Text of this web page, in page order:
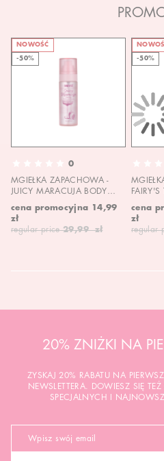
NOWOŚĆ
-50%
0
MGIEŁKA ZAPACHOWA -
JUICY MARACUJA BODY
cena promocyjna 14,99
zł
regular price 29,99 zł
-50%
cena
zł
regular
20% ZNIŻKI NA
ZYSKAJ 20% RABATU NA
NEWSLETTERA. DOWIESZ SIĘ
SPECJALNYCH I